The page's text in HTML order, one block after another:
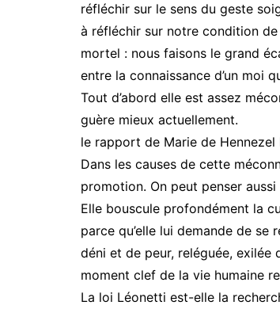
réfléchir sur le sens du geste
à réfléchir sur notre condition de
mortel : nous faisons le grand
entre la connaissance d’un
Tout d’abord elle est assez
guère mieux actuellement.
le rapport de Marie de Hennezel
Dans les causes de cette
promotion. On peut penser
Elle bouscule profondément la
parce qu’elle lui demande de
déni et de peur, reléguée,
moment clef de la vie humaine
La loi Léonetti est-elle la